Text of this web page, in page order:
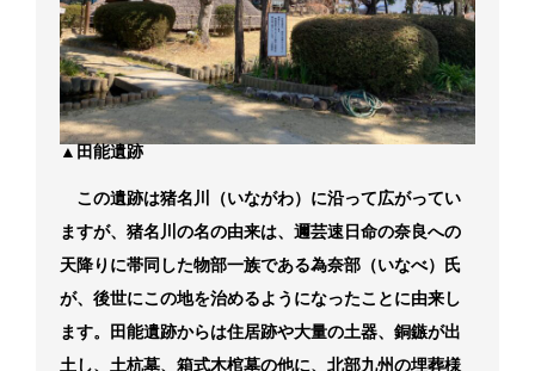
▲田能遺跡
この遺跡は猪名川（いながわ）に沿って広がってい
ますが、猪名川の名の由来は、邇芸速日命の奈良への
天降りに帯同した物部一族である為奈部（いなべ）氏
が、後世にこの地を治めるようになったことに由来し
ます。田能遺跡からは住居跡や大量の土器、銅鏃が出
土し、土杭墓、箱式木棺墓の他に、北部九州の埋葬様